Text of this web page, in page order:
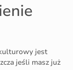
jest
jeśli masz już